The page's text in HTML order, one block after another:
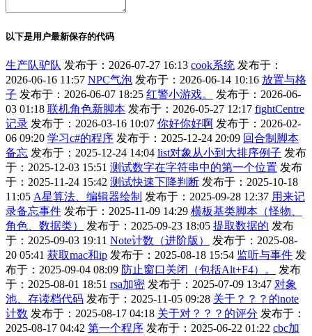
以下是用户最新保存的代码
生产队驴队 发布于：2026-07-27 16:13 cook系统 发布于：
2026-06-16 11:57 NPC气泡 发布于：2026-06-14 10:16 放置与格
子 发布于：2026-06-07 18:25 红警小游戏。
发布于：2026-06-
03 01:18 联机角色新脚本 发布于：2026-05-27 12:17 fightCentre
记录 发布于：2026-03-16 10:07 你好你好啊 发布于：2026-02-
06 09:20 学习c#的程序 发布于：2025-12-24 20:09 回合制脚本
备忘 发布于：2025-12-24 14:04 list对象从小到大排序例子 发布
于：2025-12-03 15:51 测试数字在字符串中的第一个位置 发布
于：2025-11-24 15:42 测试快速下降判断 发布于：2025-10-18
11:05 A星算法、编辑器绘制 发布于：2025-09-28 12:37 用来记
录备忘事件 发布于：2025-11-09 14:29 横板基类脚本（怪物、
角色、数据类）
发布于：2025-09-23 18:05 提取数据的 发布
于：2025-09-03 19:11 Note计数（进阶版）
发布于：2025-08-
20 05:41 获取mac和ip 发布于：2025-08-18 15:54 监听与事件 发
布于：2025-09-04 08:09 防止窗口关闭（包括Alt+F4）。
发布
于：2025-08-01 18:51 rsa加密 发布于：2025-07-09 13:47 对象
池、存读档代码 发布于：2025-11-05 09:28 关于？？？的note
计数 发布于：2025-08-17 04:18 关于对？？？的评分 发布于：
2025-08-17 04:42 第一个程序 发布于：2025-06-22 01:22 cbc加